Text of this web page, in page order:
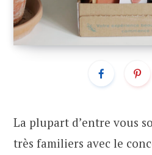
La plupart d’entre vous
très familiers avec le